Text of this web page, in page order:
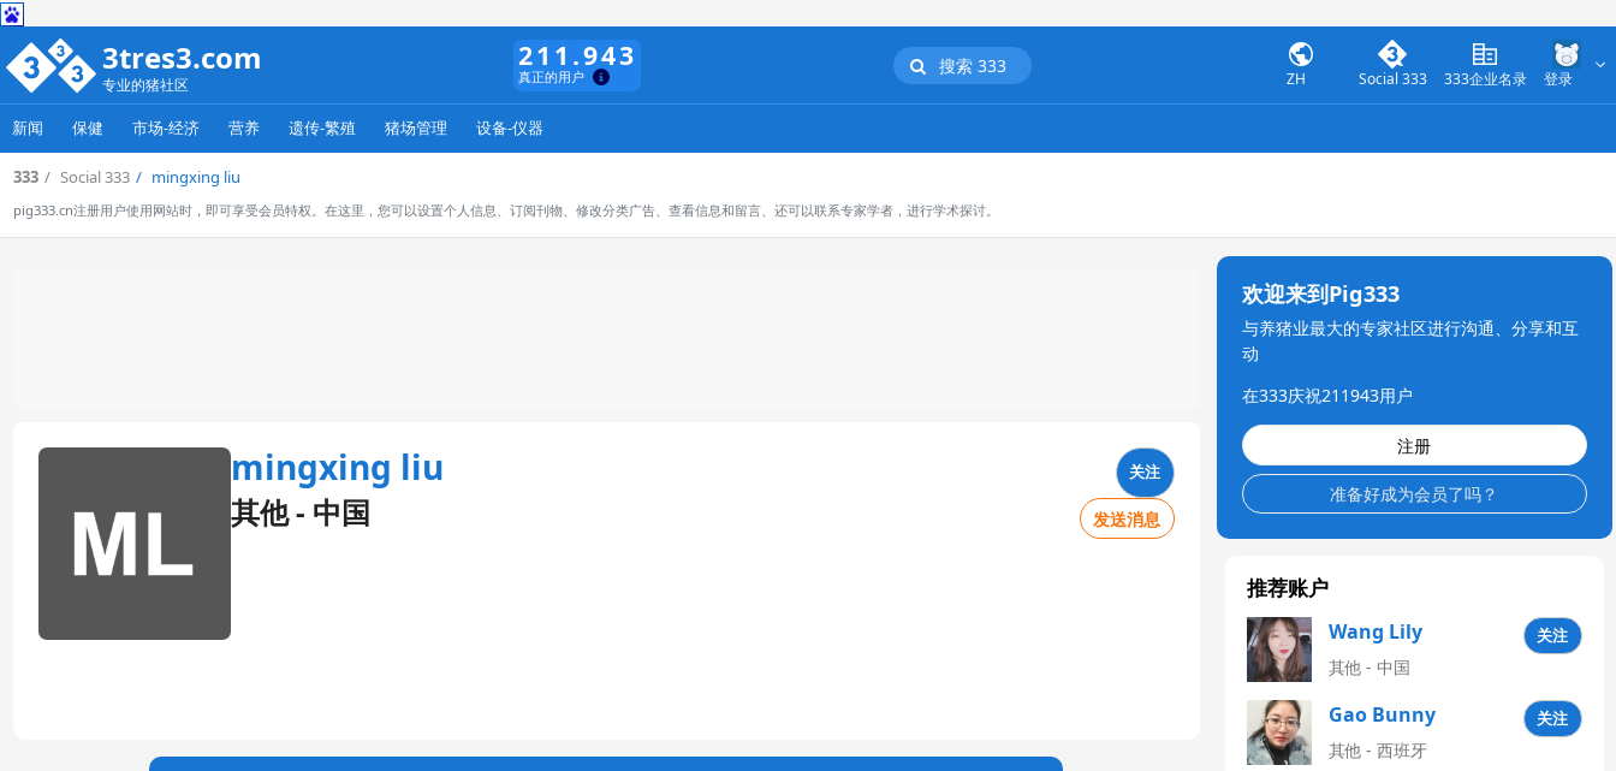
3tres3.com
专业的猪社区
211.943
真正的用户
搜索 333
ZH Social 333 333企业名录 登录
新闻 保健 市场-经济 营养 遗传-繁殖 猪场管理 设备-仪器
333 Social 333 mingxing liu
pig333.cn注册用户使用网站时，即可享受会员特权。在这里，您可以设置个人信息、订阅刊物、修改分类广告、查看信息和留言、还可以联系专家学者，进行学术探讨。
mingxing liu
其他 - 中国
关注
发送消息
欢迎来到Pig333
与养猪业最大的专家社区进行沟通、分享和互
动
在333庆祝211943用户
注册
准备好成为会员了吗？
推荐账户
Wang Lily 关注
其他 - 中国
Gao Bunny 关注
其他 - 西班牙